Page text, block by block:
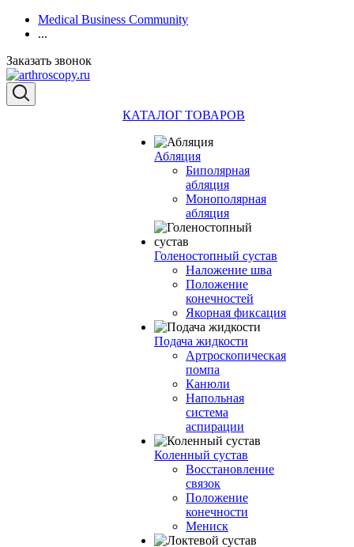
Medical Business Community
...
Заказать звонок
КАТАЛОГ ТОВАРОВ
Абляция
Биполярная
абляция
Монополярная
абляция
Голеностопный сустав
Наложение шва
Положение
конечностей
Якорная фиксация
Подача жидкости
Артроскопическая
помпа
Канюли
Напольная
система
аспирации
Коленный сустав
Восстановление
связок
Положение
конечности
Мениск